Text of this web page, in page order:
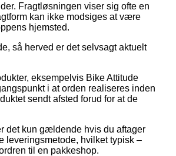
Fragtløsningen viser sig ofte en
kan ikke modsiges at være
hjemsted.
så herved er det selvsagt aktuelt
eksempelvis Bike Attitude
i at orden realiseres inden
sendt afsted forud for at de
det kun gældende hvis du aftager
leveringsmetode, hvilket typisk –
til en pakkeshop.